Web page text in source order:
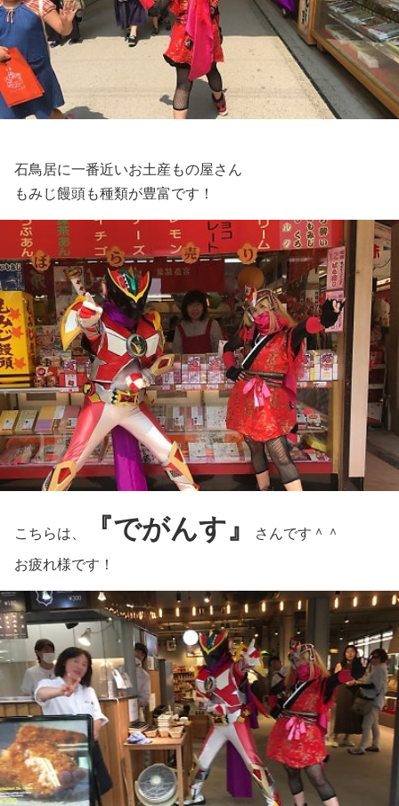
石鳥居に一番近いお土産もの屋さん
もみじ饅頭も種類が豊富です！
こちらは、 『でがんす』 さんです＾＾
お疲れ様です！